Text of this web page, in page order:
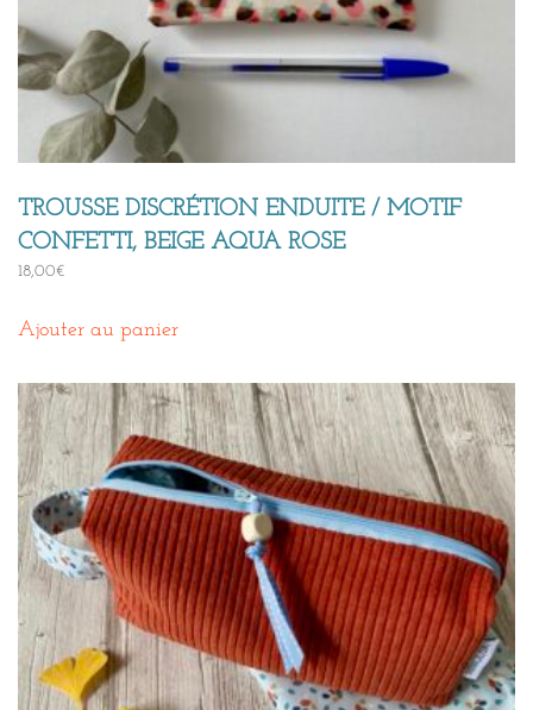
TROUSSE DISCRÉTION ENDUITE / MOTIF
CONFETTI, BEIGE AQUA ROSE
18,00€
Ajouter au panier